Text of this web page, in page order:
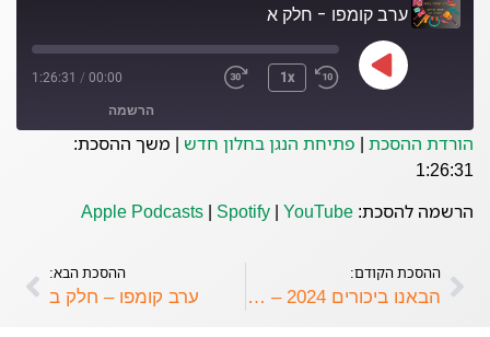
ערב קומפו - חלק א
1x
00:00
/
1:26:31
הרשמה
Apple Podcasts
YouTube
הורדת ההסכת | פתיחת הנגן בחלון חדש | משך ההסכת:
1:26:31
הרשמה להסכת:
Apple Podcasts | Spotify | YouTube
ההסכת הקודם:
הבאנו ביכורים 2024 – חלק ב'
ההסכת הבא:
ערב קומפו – חלק ב